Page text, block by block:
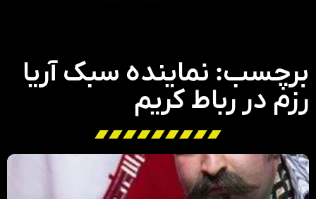
برچسب: نماینده سبک آریا
رزم در رباط کریم